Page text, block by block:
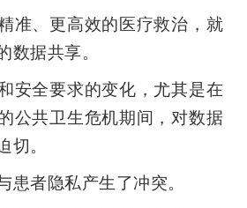
准、更高效的医疗救治，就
数据共享。
安全要求的变化，尤其是在
公共卫生危机期间，对数据
切。
患者隐私产生了冲突。